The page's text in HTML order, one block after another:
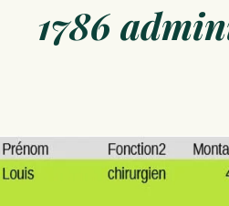
1786